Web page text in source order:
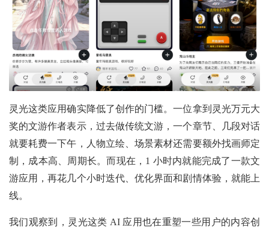
灵光这类应用确实降低了创作的门槛。一位拿到灵光万元大
奖的文游作者表示，过去做传统文游，一个章节、几段对话
就要耗费一下午，人物立绘、场景素材还需要额外找画师定
制，成本高、周期长。而现在，1 小时内就能完成了一款文
游应用，再花几个小时迭代、优化界面和剧情体验，就能上
线。
我们观察到，灵光这类 AI 应用也在重塑一些用户的内容创